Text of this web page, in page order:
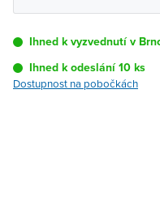
Ihned k vyzvednutí v
Ihned k odeslání 10 ks
Dostupnost na pobočkách